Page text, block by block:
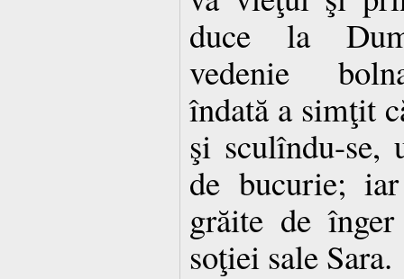
duce la
vedenie
îndată a simţit
şi sculîndu-
de bucurie;
grăite de
soţiei sale Sara.